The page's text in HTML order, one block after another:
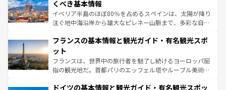
景など、自然景観も見逃せない。観光の合間には、本場の
ピザやパスタなど、絶品のイタリア料理を堪能することも
できる。朝目覚めてから夜眠るまで、すべての瞬間を楽し
なお、新着のイタリア情報はコンテンツ一覧を参照してほ
しい。
くべき基本情報
イベリア半島のほぼ80％を占めるスペインは、太陽が降り
注ぐ地中海沿岸から雄大なピレネー山脈まで、多彩な自然
文化が根付くこの国では、情熱的なフラメンコ、熱気あふ
れる闘牛、そして美味しいタパスが生活の一部となってい
る。首都マドリードの洗練された雰囲気や、バルセロナの
アートに溢れた街角から、地方では古代ローマ遺跡や中世
せる。地方によって風土や気候が異なるスペインはその個
フランスの基本情報と観光ガイド・有名観光スポ
ット
フランスは、世界中の旅行者を魅了し続けるヨーロッパ屈
指の観光地だ。首都パリのエッフェル塔やルーブル美術館
で、幅広い魅力が詰まっている。華麗な宮殿、歴史的な大
ドイツの基本情報と観光ガイド・有名観光スポッ